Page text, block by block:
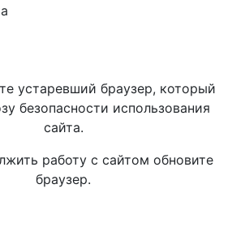
устаревший браузер, который
безопасности использования
сайта.
работу с сайтом обновите
браузер.